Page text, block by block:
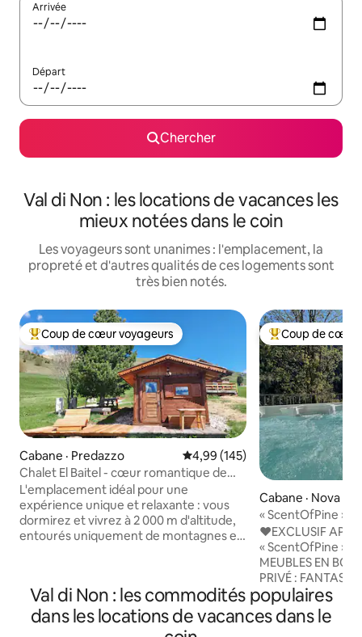
Arrivée
Départ
Chercher
Val di Non : les locations de vacances les
mieux notées dans le coin
Les voyageurs sont unanimes : l'emplacement, la
propreté et d'autres qualités de ces logements sont
très bien notés.
Coup de cœur voyageurs parmi les plus aimés
Coup de cœur voyageurs
Cabane · Predazzo Note moyenne de 4,99 sur 5,
4,99 (145)
Chalet El Baitel - cœur romantique de
l'Alpe Lusia
L'emplacement idéal pour une
expérience unique et relaxante : vous
dormirez et vivrez à 2 000 m d'altitude,
entourés uniquement de montagnes et
écran LCD) et depuis la terrasse, vous
pourrez profiter de la vue imprenable
sur la chaîne de Lagorai et le groupe Pale
Coup de cœur
Coup de cœur
Cabane · Nova
« ScentOfPine » :
avec bain à
♥️EXCLUSIF
« ScentOfPine »
MEUBLES EN BOIS
PRIVÉ :
CHAUFFÉ ET
IMPRENABLE
♥️CENTRE DE
Val di Non : les commodités populaires
dans les locations de vacances dans le